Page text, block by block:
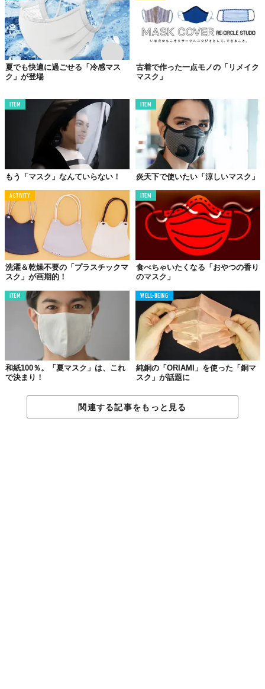
夏でも快適に過ごせる「冷感マス
ク」が登場
古着で作った一点モノの「リメイク
マスク」
ITEM
もう「マスク」なんていらない！
ITEM
炎天下で使いたい「涼しいマスク」
ACTIVITY
洗濯＆乾燥不要の「プラスチックマ
スク」が画期的！
ITEM
食べちゃいたくなる「おやつの香り
のマスク」
ITEM
和紙100％。「夏マスク」は、これ
で決まり！
WELL-BEING
純銅の「ORIAMI」を使った「銅マ
スク」が話題に
関連する記事をもっと見る